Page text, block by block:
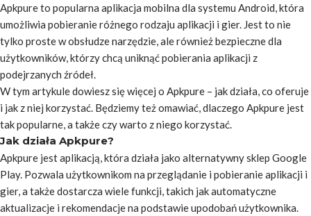
Apkpure to popularna aplikacja mobilna dla systemu Android, która
umożliwia pobieranie różnego rodzaju aplikacji i gier. Jest to nie
tylko proste w obsłudze narzędzie, ale również bezpieczne dla
użytkowników, którzy chcą uniknąć pobierania aplikacji z
podejrzanych źródeł.
W tym artykule dowiesz się więcej o Apkpure – jak działa, co oferuje
i jak z niej korzystać. Będziemy też omawiać, dlaczego Apkpure jest
tak popularne, a także czy warto z niego korzystać.
Jak działa Apkpure?
Apkpure jest aplikacją, która działa jako alternatywny sklep Google
Play. Pozwala użytkownikom na przeglądanie i pobieranie aplikacji i
gier, a także dostarcza wiele funkcji, takich jak automatyczne
aktualizacje i rekomendacje na podstawie upodobań użytkownika.